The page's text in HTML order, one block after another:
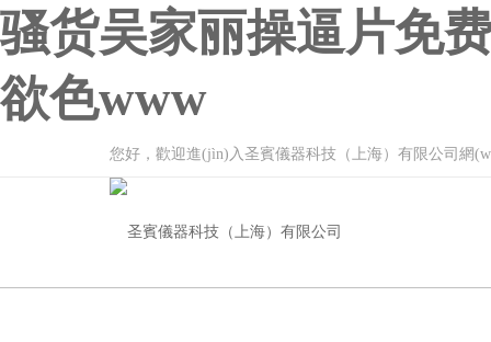
骚货吴家丽操逼片免
欲色www
您好，歡迎進(jìn)入圣賓儀器科技（上海）有限公司網